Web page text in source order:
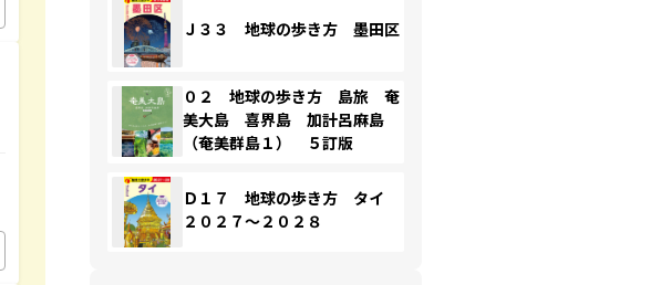
Ｊ３３ 地球の歩き方 墨田区
０２ 地球の歩き方 島旅 奄
美大島 喜界島 加計呂麻島
（奄美群島１） ５訂版
Ｄ１７ 地球の歩き方 タイ
２０２７～２０２８